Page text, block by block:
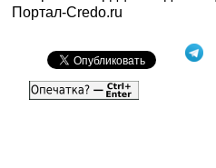
Портал-Credo.ru